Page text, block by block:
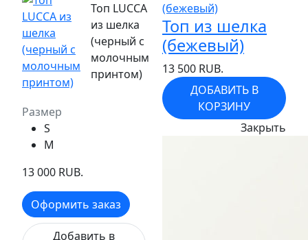
Топ LUCCA
из шелка
(черный с
молочным
принтом)
Размер
S
M
13 000 RUB.
Оформить заказ
Добавить в
Топ из шелка
(бежевый)
13 500 RUB.
ДОБАВИТЬ В
КОРЗИНУ
Закрыть